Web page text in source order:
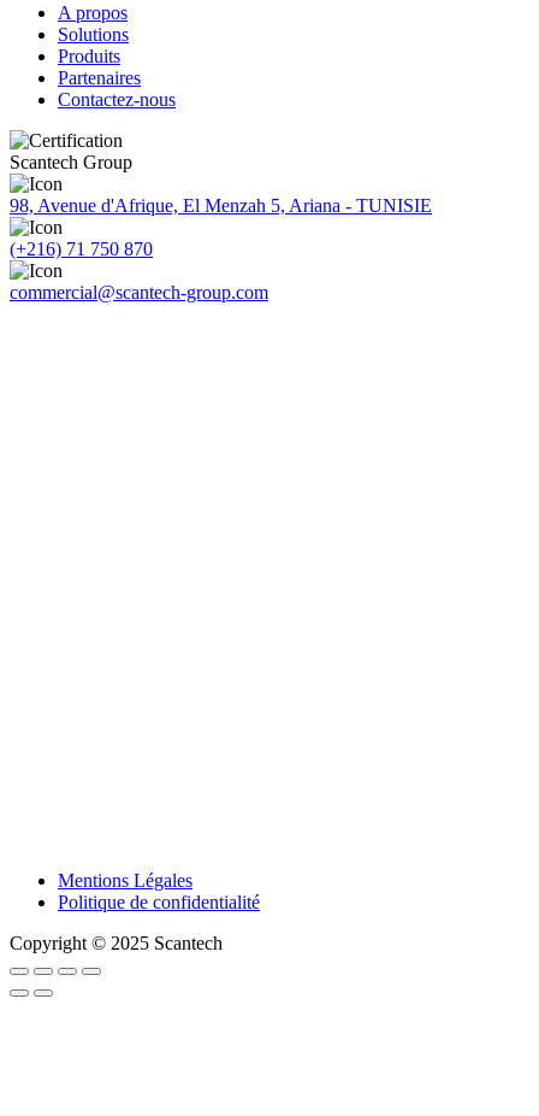
A propos
Solutions
Produits
Partenaires
Contactez-nous
Scantech Group
98, Avenue d'Afrique, El Menzah 5, Ariana - TUNISIE
(+216) 71 750 870
commercial@scantech-group.com
Mentions Légales
Politique de confidentialité
Copyright © 2025 Scantech